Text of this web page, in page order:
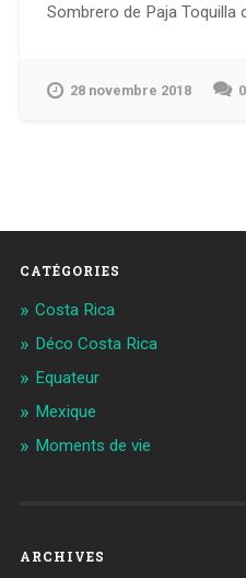
Sombrero de Paja Toquilla
28 novembre 2018 0
CATÉGORIES
Costa Rica
Déco Costa Rica
Equateur
Mexique
Moments de vie
ARCHIVES